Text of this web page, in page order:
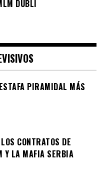
DUBLI
PIRAMIDAL MÁS
CONTRATOS DE
Y LA MAFIA SERBIA